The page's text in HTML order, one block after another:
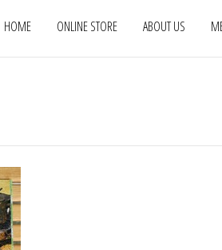
HOME ONLINE STORE ABOUT US